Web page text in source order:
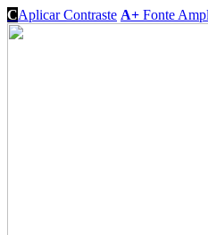
CAplicar Contraste A+ Fonte